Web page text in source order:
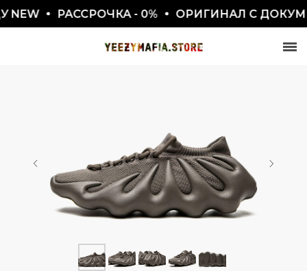
РАССРОЧКА - 0% ОРИГИНАЛ С
СКИДКА 7777₽ ПО ПРОМОКОДУ BLACKFRIDAY